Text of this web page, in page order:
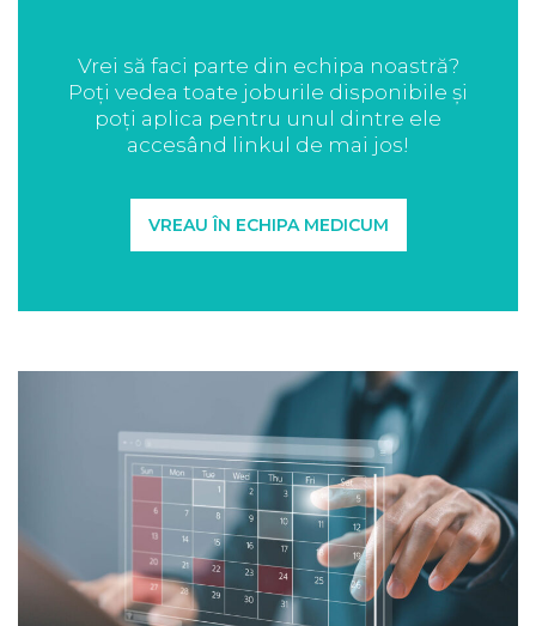
Vrei să faci parte din echipa noastră?
Poți vedea toate joburile disponibile și
poți aplica pentru unul dintre ele
accesând linkul de mai jos!
VREAU ÎN ECHIPA MEDICUM